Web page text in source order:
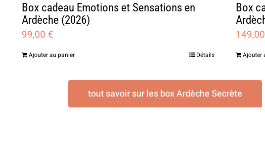
Box cadeau Emotions et Sensations en
Ardèche (2026)
99,00 €
Ajouter au panier Détails
Box
149,00
Ajouter
tout savoir sur les box Ardèche Secrète